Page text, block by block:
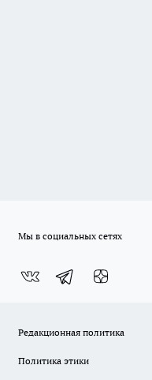
Мы в социальных сетях
Редакционная политика
Политика этики